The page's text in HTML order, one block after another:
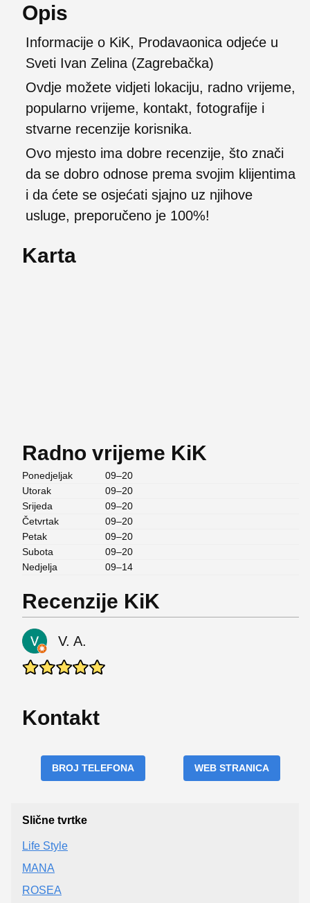
Opis
Informacije o KiK, Prodavaonica odjeće u
Sveti Ivan Zelina (Zagrebačka)
Ovdje možete vidjeti lokaciju, radno vrijeme,
popularno vrijeme, kontakt, fotografije i
stvarne recenzije korisnika.
Ovo mjesto ima dobre recenzije, što znači
da se dobro odnose prema svojim klijentima
i da ćete se osjećati sjajno uz njihove
usluge, preporučeno je 100%!
Karta
Radno vrijeme KiK
Ponedjeljak
09–20
Utorak
09–20
Srijeda
09–20
Četvrtak
09–20
Petak
09–20
Subota
09–20
Nedjelja
09–14
Recenzije KiK
V. A.
Kontakt
BROJ TELEFONA WEB STRANICA
Slične tvrtke
Life Style
MANA
ROSEA